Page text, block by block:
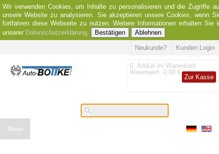
Wir verwenden Cookies, um Inhalte zu personalisieren und die Zugriffe
unsere Website zu analysieren. Sie akzeptieren unsere Cookies, wenn
fortfahren diese Webseite zu nutzen. Weitere Informationen erhalten Sie
unserer Datenschutzerklärung. Bestätigen Ablehnen
Kunden Login
Neukunde?
0 Artikel im Warenkorb
Warenwert: 0,00 €
Zur Kasse
Menu